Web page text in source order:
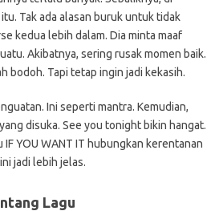
Tak ada alasan buruk untuk tidak
kedua lebih dalam. Dia minta maaf
Akibatnya, sering rusak momen baik.
bodoh. Tapi tetap ingin jadi kekasih.
Ini seperti mantra. Kemudian,
disuka. See you tonight bikin hangat.
YOU WANT IT hubungkan kerentanan
jadi lebih jelas.
Lagu